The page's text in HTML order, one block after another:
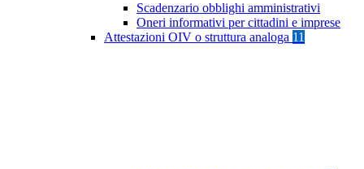
Scadenzario obblighi amministrativi
Oneri informativi per cittadini e imprese
Attestazioni OIV o struttura analoga 11